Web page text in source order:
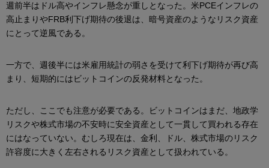
週前半はドル高やインフレ懸念が重しとなった。米PCEインフレの
高止まりやFRB利下げ期待の後退は、暗号資産のようなリスク資産
にとって逆風である。
一方で、週後半には米雇用統計の弱さを受けて利下げ期待が再び高
まり、短期的にはビットコインの反発材料となった。
ただし、ここでも注意が必要である。ビットコインはまだ、地政学
リスクや株式市場の不安時に安全資産として一貫して買われる存在
にはなっていない。むしろ現在は、金利、ドル、株式市場のリスク
許容度に大きく左右されるリスク資産として扱われている。